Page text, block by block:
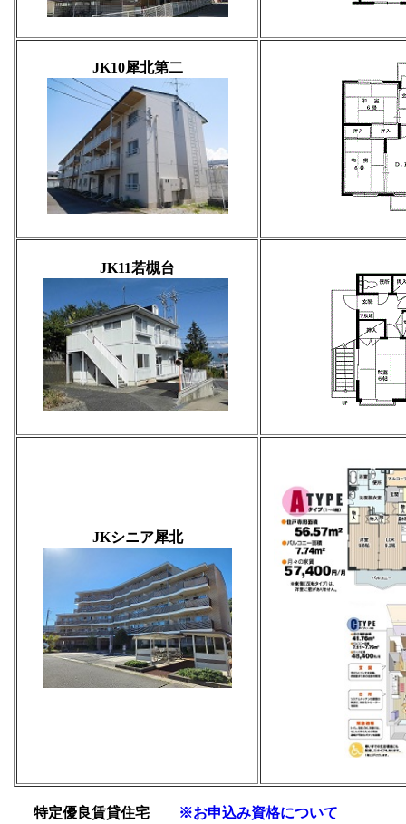
JK10犀北第二
JK11若槻台
JKシニア犀北
特定優良賃貸住宅 ※お申込み資格について